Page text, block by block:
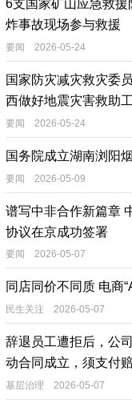
6支国家矿山应急救
炸事故现场参与救援
要闻 2026-05-24
国家防灾减灾救灾委
西做好地震灾害救助
要闻 2026-05-24
国务院成立湖南浏阳
要闻 2026-05-09
谱写中非合作新篇章
协议在京成功签署
要闻 2026-05-07
同店同价不同质 电商
民生关注 2026-05-07
辞退员工遭拒后，公
动合同成立，须支付
基层治理 2026-05-07